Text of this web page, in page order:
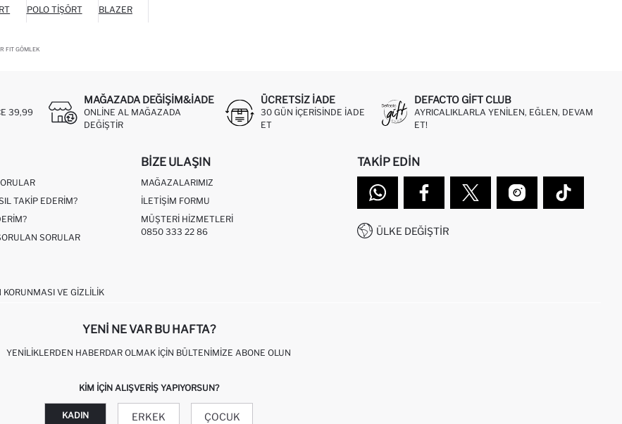
POLO TIŞÖRT BLAZER
FIT GÖMLEK
39,99
MAĞAZADA DEĞIŞIM&İADE
ONLINE AL MAĞAZADA
DEĞIŞTIR
ÜCRETSIZ IADE
30 GÜN IÇERISINDE IADE
ET
DEFACTO GIFT CLUB
AYRICALIKLARLA YENILEN, EĞLEN, DEVAM
ET!
TAKIP EDERIM?
SORULAR
KORUNMASI VE GIZLILIK
BIZE ULAŞIN
MAĞAZALARIMIZ
İLETIŞIM FORMU
MÜŞTERI HIZMETLERI
0850 333 22 86
TAKIP EDIN
ÜLKE DEĞIŞTIR
YENI NE VAR BU HAFTA?
YENILIKLERDEN HABERDAR OLMAK İÇIN BÜLTENIMIZE ABONE OLUN
KIM IÇIN ALIŞVERIŞ YAPIYORSUN?
KADIN ERKEK ÇOCUK